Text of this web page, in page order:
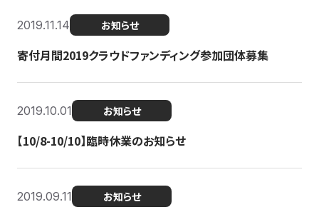
2019.11.14 お知らせ
寄付月間2019クラウドファンディング参加団体募集
2019.10.01 お知らせ
【10/8-10/10】臨時休業のお知らせ
2019.09.11 お知らせ